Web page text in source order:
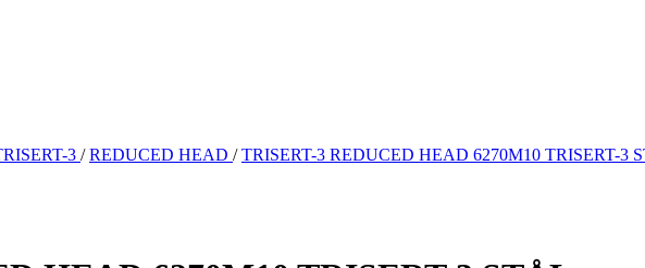
3 /REDUCED HEAD /TRISERT-3 REDUCED HEAD 6270M10 TRISERT-3